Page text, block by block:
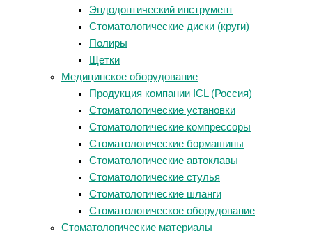
Эндодонтический инструмент
Стоматологические диски (круги)
Полиры
Щетки
Медицинское оборудование
Продукция компании ICL (Россия)
Стоматологические установки
Стоматологические компрессоры
Стоматологические бормашины
Стоматологические автоклавы
Стоматологические стулья
Стоматологические шланги
Стоматологическое оборудование
Стоматологические материалы